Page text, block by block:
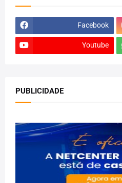
Facebook
Youtube
PUBLICIDADE